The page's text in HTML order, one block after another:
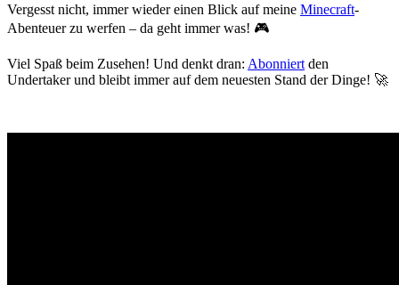
Vergesst nicht, immer wieder einen Blick auf meine Minecraft-
Abenteuer zu werfen – da geht immer was! 🎮
Viel Spaß beim Zusehen! Und denkt dran: Abonniert den
Undertaker und bleibt immer auf dem neuesten Stand der Dinge! 🚀